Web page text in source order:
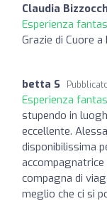
Claudia
Esperienza
Grazie di Cuore
betta S
Esperienza
stupendo in
eccellente.
disponibilissima
compagna di
meglio che ci si